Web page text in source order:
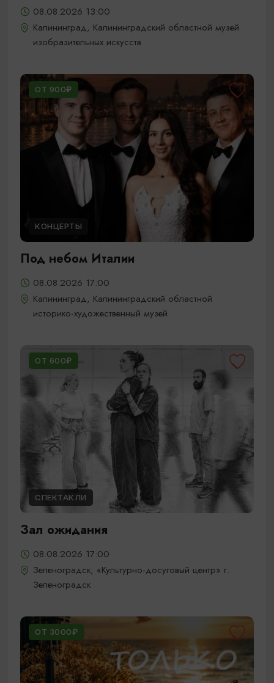
08.08.2026 13:00
Калининград, Калининградский областной музей
изобразительных искусств
ОТ 900₽
КОНЦЕРТЫ
Под небом Италии
08.08.2026 17:00
Калининград, Калининградский областной
историко-художественный музей
ОТ 600₽
СПЕКТАКЛИ
Зал ожидания
08.08.2026 17:00
Зеленоградск, «Культурно-досуговый центр» г.
Зеленоградск
ОТ 3000₽